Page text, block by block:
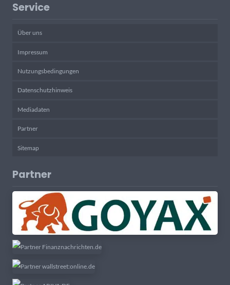
Service
Über uns
Impressum
Nutzungsbedingungen
Datenschutzhinweis
Mediadaten
Partner
Sitemap
Partner